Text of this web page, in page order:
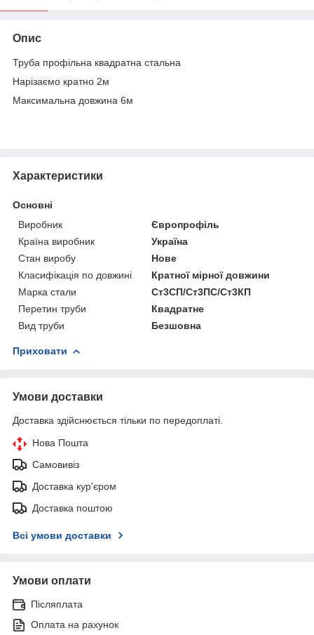
Опис
Труба профільна квадратна стальна
Нарізаємо кратно 2м
Максимальна довжина 6м
Характеристики
Основні
Виробник
Європрофіль
Країна виробник
Україна
Стан виробу
Нове
Класифікація по довжині
Кратної мірної довжини
Марка стали
Ст3СП/Ст3ПС/Ст3КП
Перетин труби
Квадратне
Вид труби
Безшовна
Приховати
Умови доставки
Доставка здійснюється тільки по передоплаті.
Нова Пошта
Самовивіз
Доставка кур'єром
Доставка поштою
Всі умови доставки
Умови оплати
Післяплата
Оплата на рахунок